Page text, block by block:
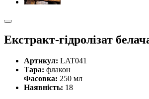
Екстракт-гідролізат
Артикул: LAT041
Тара: флакон
Фасовка: 250 мл
Наявність: 18